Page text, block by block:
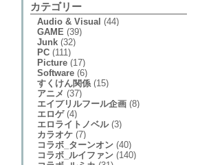
カテゴリー
Audio & Visual (44)
GAME (39)
Junk(32)
PC(111)
Picture(17)
Software(6)
すくけん関係(15)
アニメ (37)
エイプリルフール企画(8)
エロゲ(4)
エロライトノベル(3)
カラオケ(7)
コラボ_ターンオン(40)
コラボ_ルイファン(140)